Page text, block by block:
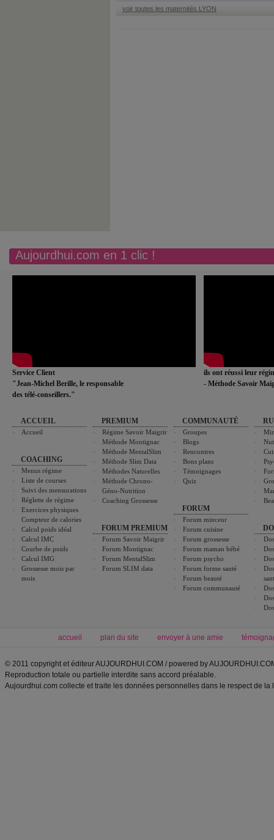
voir toutes les maternités LYON
Aujourdhui.com en 1 clic !
Service Client
"Jean-Michel Berille, le responsable
des télé-conseillers."
ils ont réussi leur
- Méthode Savoir
ACCUEIL
Accueil
COACHING
Menus régime
Liste de courses
Suivi des mensurations
Réglette de régime
Exercices physiques
Compteur de calories
Calcul poids idéal
Calcul IMC
Courbe de poids
Calcul IMG
Grossesse mois par
mois
PREMIUM
Régime Savoir Maigrir
Méthode Montignac
Méthode MentalSlim
Méthode Slim Data
Méthodes Naturelles
Méthode Chrono-
Géno-Nutrition
Coaching Grossesse
FORUM PREMIUM
Forum Savoir Maigrir
Forum Montignac
Forum MentalSlim
Forum SLIM data
COMMUNAUTÉ
Groupes
Blogs
Rencontres
Bons plans
Témoignages
Quiz
FORUM
Forum minceur
Forum cuisine
Forum grossesse
Forum maman bébé
Forum psycho
Forum forme santé
Forum beauté
Forum communauté
accueil plan du site envoyer à une amie
© 2011 copyright et éditeur AUJOURDHUI.COM / powered by
Reproduction totale ou partielle interdite sans accord préalable.
Aujourdhui.com collecte et traite les données personnelles dans le respect de